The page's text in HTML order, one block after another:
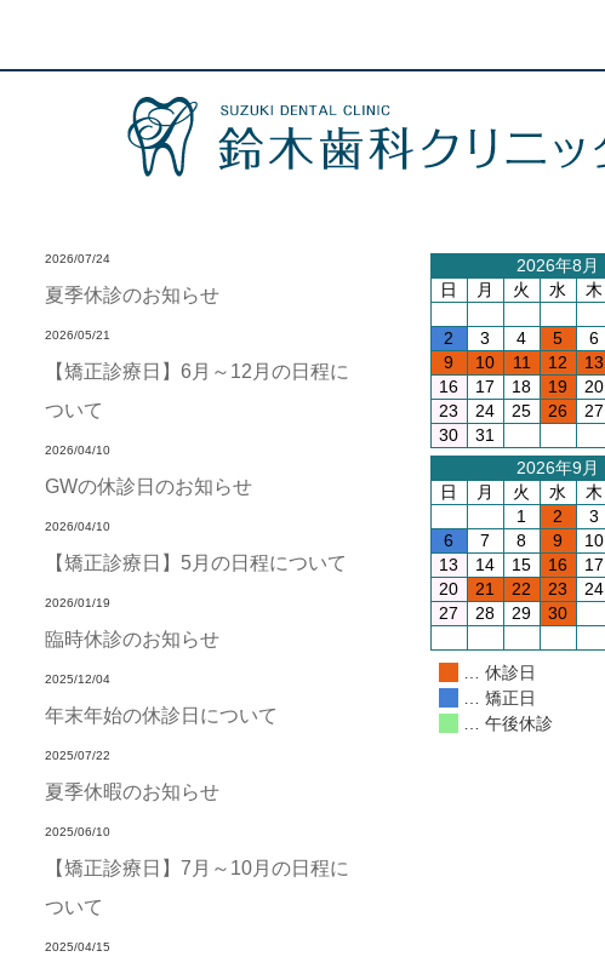
2026/07/24
夏季休診のお知らせ
2026/05/21
【矯正診療日】6月～12月の日程に
ついて
2026/04/10
GWの休診日のお知らせ
2026/04/10
【矯正診療日】5月の日程について
2026/01/19
臨時休診のお知らせ
2025/12/04
年末年始の休診日について
2025/07/22
夏季休暇のお知らせ
2025/06/10
【矯正診療日】7月～10月の日程に
ついて
2025/04/15
2026年8月
日
月 火 水 木
2
3 4 5 6
9
10 11 12 13
16
17 18 19 20
23
24 25 26 27
30
31
2026年9月
日
月 火 水 木
1
2 3
6
7 8 9 10
13
14 15 16 17
20
21 22 23 24
27
28 29 30
… 休診日
… 矯正日
… 午後休診